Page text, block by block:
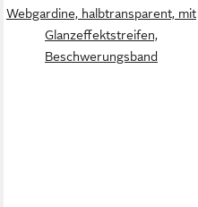
Webgardine, halbtransparent, mit
Glanzeffektstreifen,
Beschwerungsband